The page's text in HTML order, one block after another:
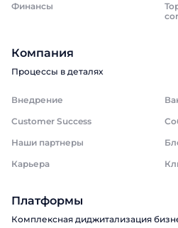
Финансы
Компания
Процессы в деталях
Внедрение
Customer Success
Наши партнеры
Карьера
Платформы
Комплексная диджитализация